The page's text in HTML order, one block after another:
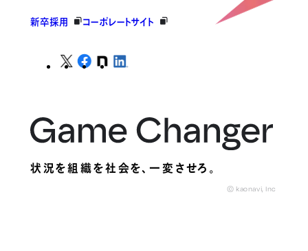
新卒採用 コーポレートサイト
状況を組織を社会を、一変させろ。
© kaonavi, Inc